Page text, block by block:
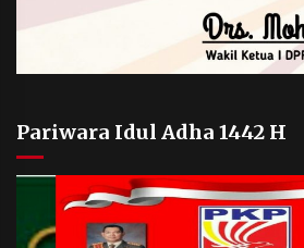
Pariwara Idul Adha 1442 H